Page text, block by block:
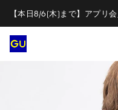
【本日8/6(木)まで】アプリ